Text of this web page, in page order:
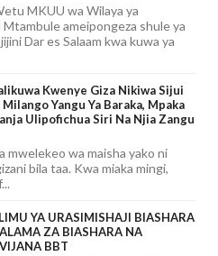
MKUU wa Wilaya ya
Mtambule ameipongeza shule ya
Dar es Salaam kwa kuwa ya
Kwenye Giza Nikiwa Sijui
Yangu Ya Baraka, Mpaka
Ulipofichua Siri Na Njia Zangu
mwelekeo wa maisha yako ni
bila taa. Kwa miaka mingi,
YA URASIMISHAJI BIASHARA
ZA BIASHARA NA
BBT